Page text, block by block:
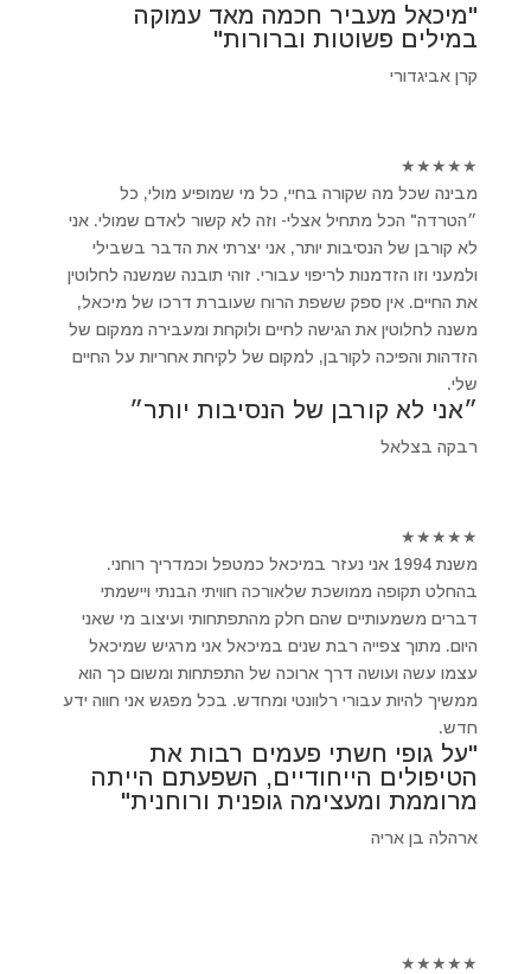
"מיכאל מעביר חכמה מאד עמוקה
במילים פשוטות וברורות"
קרן אביגדורי
★
★
★
★
★
מבינה שכל מה שקורה בחיי, כל מי שמופיע מולי, כל
״הטרדה" הכל מתחיל אצלי- וזה לא קשור לאדם שמולי. אני
לא קורבן של הנסיבות יותר, אני יצרתי את הדבר בשבילי
ולמעני וזו הזדמנות לריפוי עבורי. זוהי תובנה שמשנה לחלוטין
את החיים. אין ספק ששפת הרוח שעוברת דרכו של מיכאל,
משנה לחלוטין את הגישה לחיים ולוקחת ומעבירה ממקום של
הזדהות והפיכה לקורבן, למקום של לקיחת אחריות על החיים
שלי.
״אני לא קורבן של הנסיבות יותר״
רבקה בצלאל
★
★
★
★
★
משנת 1994 אני נעזר במיכאל כמטפל וכמדריך רוחני.
בהחלט תקופה ממושכת שלאורכה חוויתי הבנתי ויישמתי
דברים משמעותיים שהם חלק מהתפתחותי ועיצוב מי שאני
היום. מתוך צפייה רבת שנים במיכאל אני מרגיש שמיכאל
עצמו עשה ועושה דרך ארוכה של התפתחות ומשום כך הוא
ממשיך להיות עבורי רלוונטי ומחדש. בכל מפגש אני חווה ידע
חדש.
"על גופי חשתי פעמים רבות את
הטיפולים הייחודיים, השפעתם הייתה
מרוממת ומעצימה גופנית ורוחנית"
ארהלה בן אריה
★
★
★
★
★